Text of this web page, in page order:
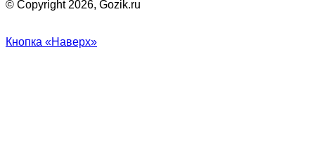
© Copyright 2026, Gozik.ru
Кнопка «Наверх»